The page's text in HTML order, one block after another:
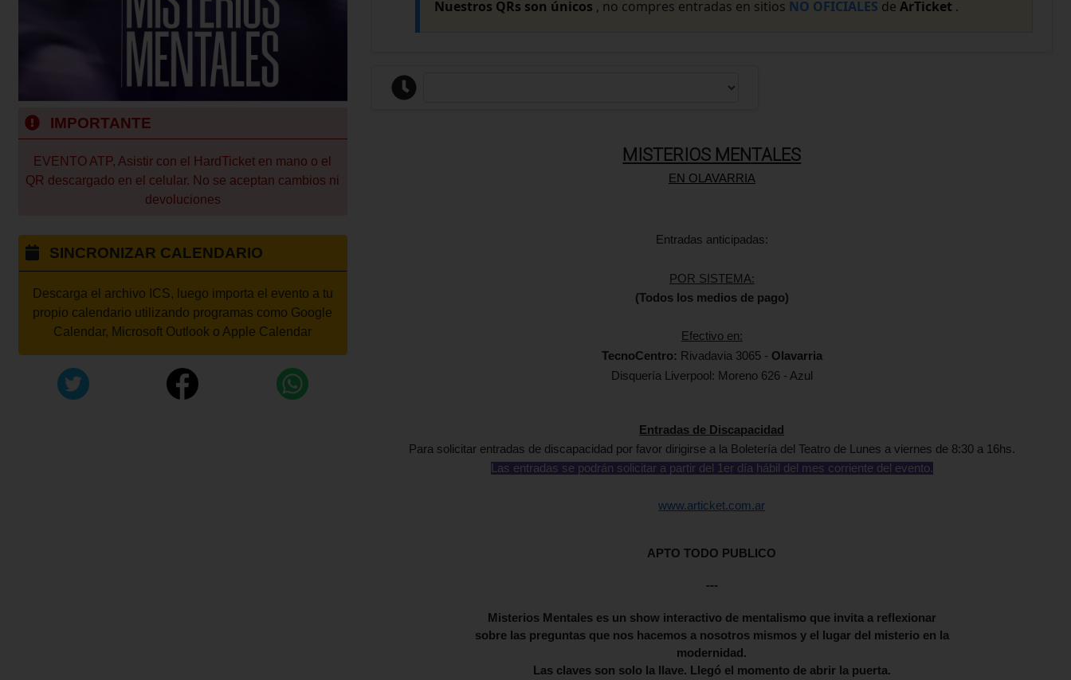
IMPORTANTE
EVENTO ATP, Asistir con el HardTicket en mano o el
QR descargado en el celular. No se aceptan cambios ni
devoluciones
SINCRONIZAR CALENDARIO
Descarga el archivo ICS, luego importa el evento a tu
propio calendario utilizando programas como Google
Calendar, Microsoft Outlook o Apple Calendar
Nuestros QRs son únicos , no compres entradas en sitios NO OFICIALES de ArTicket .
MISTERIOS MENTALES
EN OLAVARRIA
Entradas anticipadas:
POR SISTEMA:
(Todos los medios de pago)
Efectivo en:
TecnoCentro: Rivadavia 3065 - Olavarria
Disquería Liverpool: Moreno 626- Azul
Entradas de Discapacidad
Para solicitar entradas de discapacidad por favor dirigirse a la Boletería del Teatrode
Lunes a viernes de 8:30 a 16hs.
Las entradas se podrán solicitar a partir del 1er día hábil del mes corriente del evento.
www.articket.com.ar
APTO TODO PUBLICO
---
Misterios Mentales es un show interactivo de mentalismo que invita a reflexionar
sobre las preguntas que nos hacemos a nosotros mismos y el lugar del misterio en la
modernidad.
Las claves son solo la llave. Llegó el momento de abrir la puerta.